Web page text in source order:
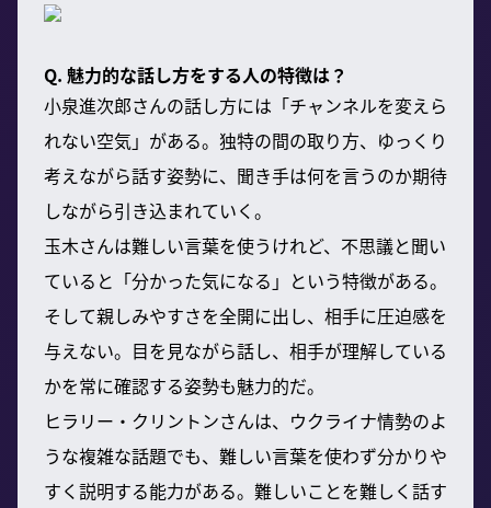
Q. 魅力的な話し方をする人の特徴は？
小泉進次郎さんの話し方には「チャンネルを変えら
れない空気」がある。独特の間の取り方、ゆっくり
考えながら話す姿勢に、聞き手は何を言うのか期待
しながら引き込まれていく。
玉木さんは難しい言葉を使うけれど、不思議と聞い
ていると「分かった気になる」という特徴がある。
そして親しみやすさを全開に出し、相手に圧迫感を
与えない。目を見ながら話し、相手が理解している
かを常に確認する姿勢も魅力的だ。
ヒラリー・クリントンさんは、ウクライナ情勢のよ
うな複雑な話題でも、難しい言葉を使わず分かりや
すく説明する能力がある。難しいことを難しく話す